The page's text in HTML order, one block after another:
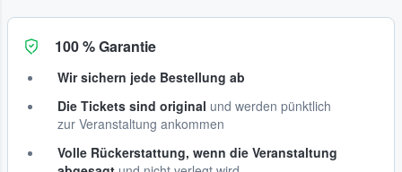
100 % Garantie
Wir sichern jede Bestellung ab
Die Tickets sind original und werden pünktlich
zur Veranstaltung ankommen
Volle Rückerstattung, wenn die Veranstaltung